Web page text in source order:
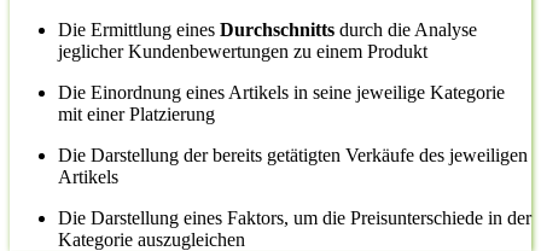
Die Ermittlung eines Durchschnitts durch die Analyse
jeglicher Kundenbewertungen zu einem Produkt
Die Einordnung eines Artikels in seine jeweilige Kategorie
mit einer Platzierung
Die Darstellung der bereits getätigten Verkäufe des jeweiligen
Artikels
Die Darstellung eines Faktors, um die Preisunterschiede in der
Kategorie auszugleichen